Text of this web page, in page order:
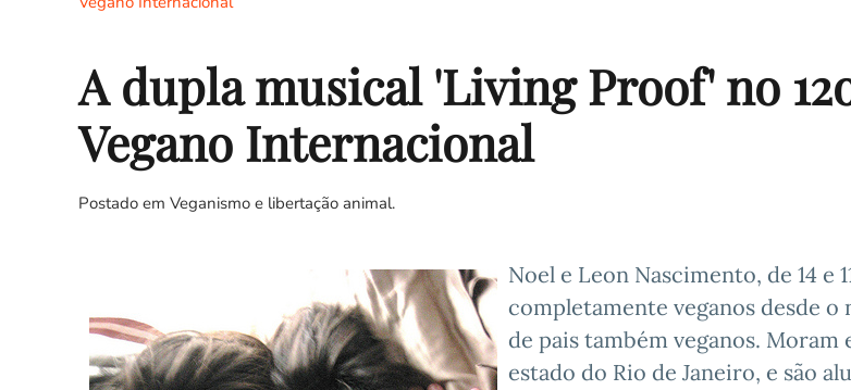
A dupla musical 'Living Proof' no
Vegano Internacional
Postado em Veganismo e libertação animal.
Noel e Leon Nascimento, de 14 e
completamente veganos desde o
de pais também veganos.
estado do Rio de Janeiro, e são